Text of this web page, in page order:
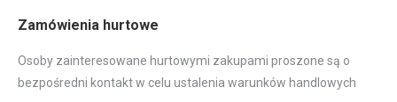
Zamówienia hurtowe
Osoby zainteresowane hurtowymi zakupami proszone są o
bezpośredni kontakt w celu ustalenia warunków handlowych